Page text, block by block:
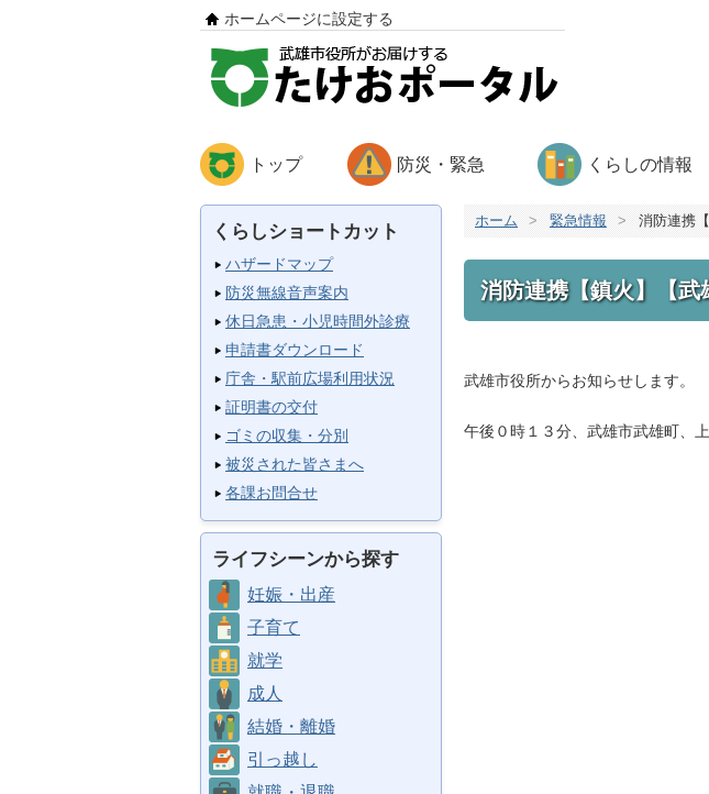
ホームページに設定する
トップ 防災・緊急 くらしの情報
くらしショートカット
ハザードマップ
防災無線音声案内
休日急患・小児時間外診療
申請書ダウンロード
庁舎・駅前広場利用状況
証明書の交付
ゴミの収集・分別
被災された皆さまへ
各課お問合せ
ライフシーンから探す
妊娠・出産
子育て
就学
成人
結婚・離婚
引っ越し
ホーム > 緊急情報 > 消防連携
消防連携【鎮火】【武
武雄市役所からお知らせします。
午後０時１３分、武雄市武雄町、